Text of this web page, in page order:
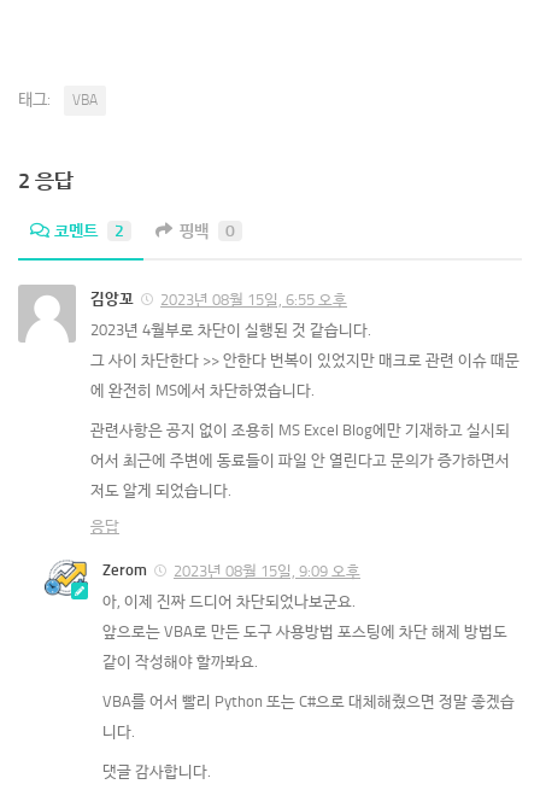
태그: VBA
2 응답
코멘트 2 핑백 0
김앙꼬
2023년 08월 15일, 6:55 오후
2023년 4월부로 차단이 실행된 것 같습니다.
그 사이 차단한다 >> 안한다 번복이 있었지만 매크로 관련 이슈 때문
에 완전히 MS에서 차단하였습니다.
관련사항은 공지 없이 조용히 MS Excel Blog에만 기재하고 실시되
어서 최근에 주변에 동료들이 파일 안 열린다고 문의가 증가하면서
저도 알게 되었습니다.
응답
Zerom
2023년 08월 15일, 9:09 오후
아, 이제 진짜 드디어 차단되었나보군요.
앞으로는 VBA로 만든 도구 사용방법 포스팅에 차단 해제 방법도
같이 작성해야 할까봐요.
VBA를 어서 빨리 Python 또는 C#으로 대체해줬으면 정말 좋겠습
니다.
댓글 감사합니다.